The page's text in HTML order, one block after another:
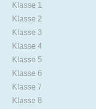
Klasse 1
Klasse 2
Klasse 3
Klasse 4
Klasse 5
Klasse 6
Klasse 7
Klasse 8